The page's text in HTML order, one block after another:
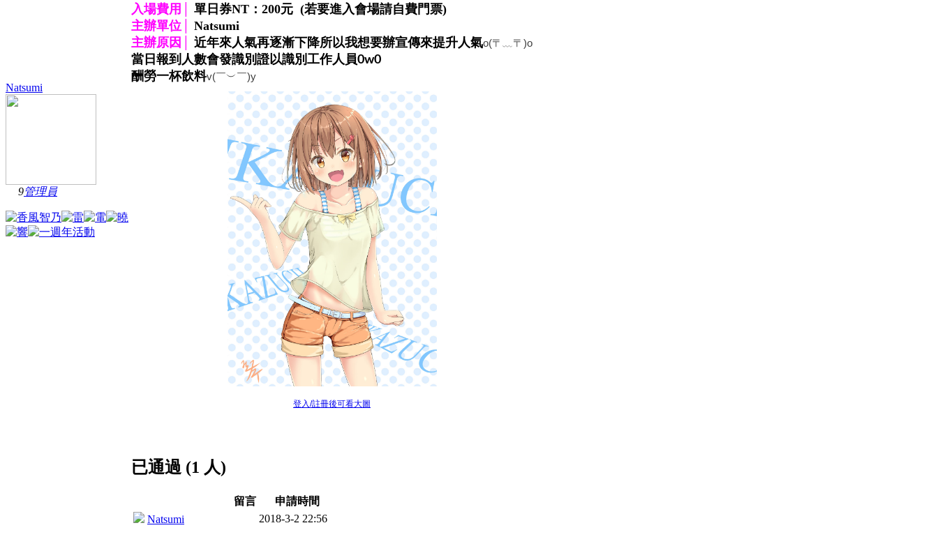
Natsumi
9管理員
入場費用│ 單日券NT：200元 (若要進入會場請自費門票)
主辦單位│ Natsumi
主辦原因│
近年來人氣再逐漸下降所以我想要辦宣傳來提升人氣o(〒﹏〒)o
當日報到人數會發識別證以識別工作人員0w0
酬勞一杯飲料v(￣︶￣)y
登入/註冊後可看大圖
已通過 (1 人)
留言
申請時間
Natsumi
2018-3-2 22:56